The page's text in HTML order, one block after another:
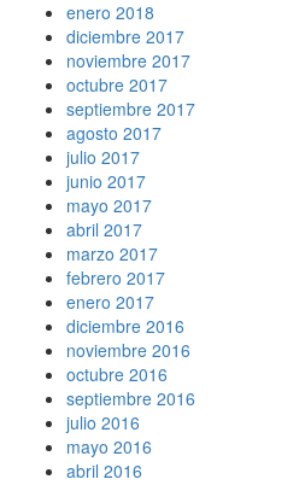
enero 2018
diciembre 2017
noviembre 2017
octubre 2017
septiembre 2017
agosto 2017
julio 2017
junio 2017
mayo 2017
abril 2017
marzo 2017
febrero 2017
enero 2017
diciembre 2016
noviembre 2016
octubre 2016
septiembre 2016
julio 2016
mayo 2016
abril 2016